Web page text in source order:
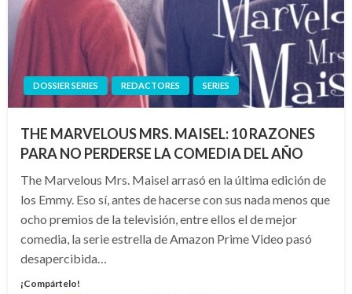
DOSSIER SERIES REDACTORES SERIES
THE MARVELOUS MRS. MAISEL: 10 RAZONES
PARA NO PERDERSE LA COMEDIA DEL AÑO
The Marvelous Mrs. Maisel arrasó en la última edición de
los Emmy. Eso sí, antes de hacerse con sus nada menos que
ocho premios de la televisión, entre ellos el de mejor
comedia, la serie estrella de Amazon Prime Video pasó
desapercibida…
¡Compártelo!